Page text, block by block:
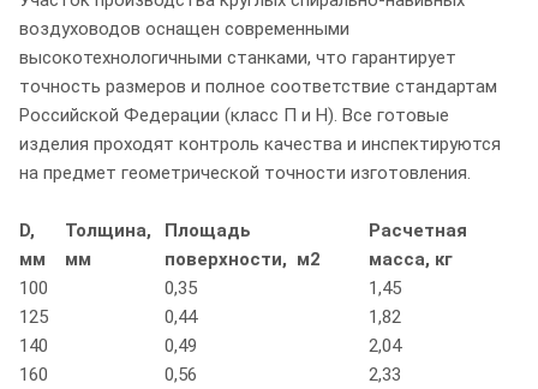
воздуховодов оснащен современными
высокотехнологичными станками, что гарантирует
точность размеров и полное соответствие стандартам
Российской Федерации (класс П и Н). Все готовые
изделия проходят контроль качества и инспектируются
на предмет геометрической точности изготовления.
D,
мм
Толщина,
мм
Площадь
поверхности, м2
Расчетная
масса, кг
100
0,35
1,45
125
0,44
1,82
140
0,49
2,04
160
0,56
2,33